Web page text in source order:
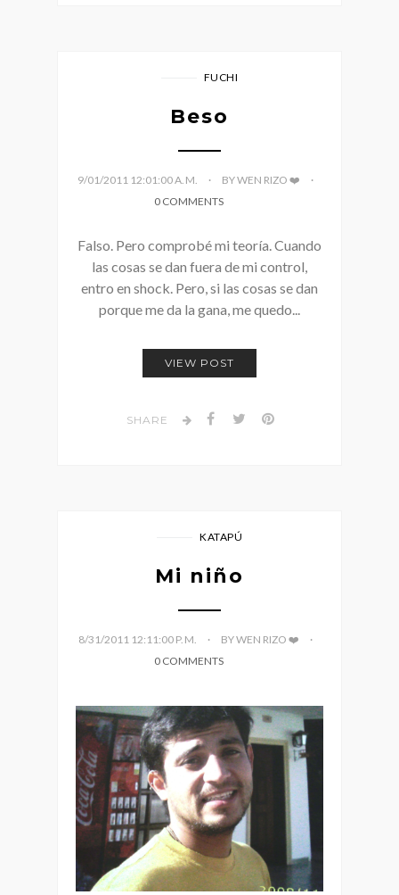
FUCHI
Beso
9/01/2011 12:01:00 A. M.
BY WEN RIZO ❤️
0 COMMENTS
Falso. Pero comprobé mi teoría. Cuando
las cosas se dan fuera de mi control,
entro en shock. Pero, si las cosas se dan
porque me da la gana, me quedo...
VIEW POST
SHARE
KATAPÚ
Mi niño
8/31/2011 12:11:00 P. M.
BY WEN RIZO ❤️
0 COMMENTS